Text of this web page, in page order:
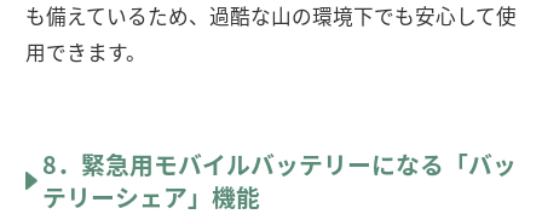
も備えているため、過酷な山の環境下でも安心して使
用できます。
8．緊急用モバイルバッテリーになる「バッ
テリーシェア」機能